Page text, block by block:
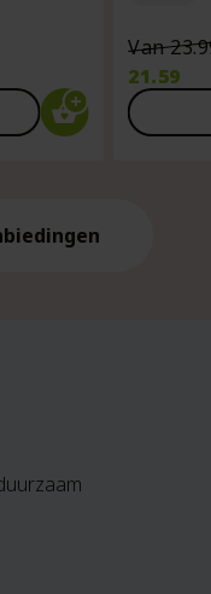
Van
21.59
Huidige
prijs